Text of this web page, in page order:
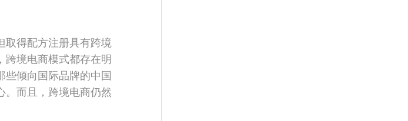
取得配方注册具有跨境
跨境电商模式都存在明
些倾向国际品牌的中国
。而且，跨境电商仍然